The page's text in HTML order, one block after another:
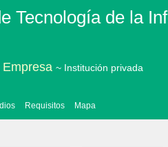
Tecnología de la
~ Institución privada
Requisitos Mapa